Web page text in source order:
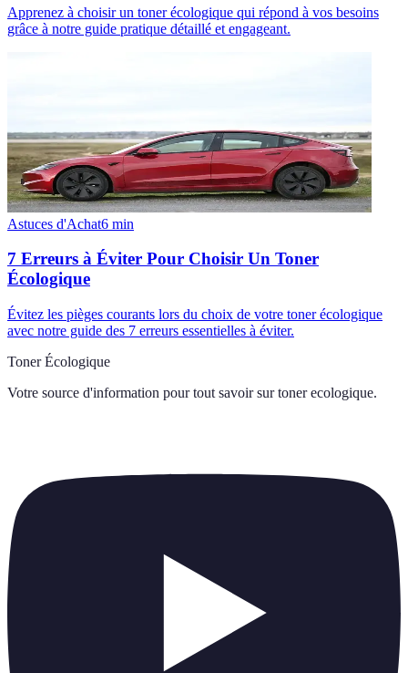
Apprenez à choisir un toner écologique qui répond à vos besoins
grâce à notre guide pratique détaillé et engageant.
Astuces d'Achat6 min
7 Erreurs à Éviter Pour Choisir Un Toner
Écologique
Évitez les pièges courants lors du choix de votre toner écologique
avec notre guide des 7 erreurs essentielles à éviter.
Toner Écologique
Votre source d'information pour tout savoir sur toner ecologique.